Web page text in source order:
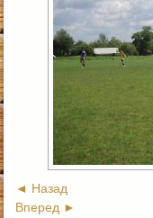
◄ Назад
Вперед ►